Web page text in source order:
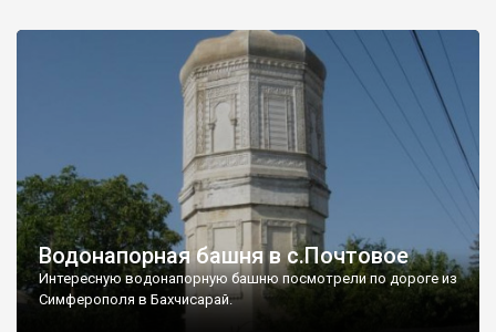
Водонапорная башня в с.Почтовое
Интересную водонапорную башню посмотрели по дороге из
Симферополя в Бахчисарай.